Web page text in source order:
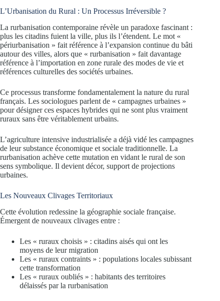
L’Urbanisation du Rural : Un Processus Irréversible ?
La rurbanisation contemporaine révèle un paradoxe fascinant :
plus les citadins fuient la ville, plus ils l’étendent. Le mot «
périurbanisation » fait référence à l’expansion continue du bâti
autour des villes, alors que « rurbanisation » fait davantage
référence à l’importation en zone rurale des modes de vie et
références culturelles des sociétés urbaines.
Ce processus transforme fondamentalement la nature du rural
français. Les sociologues parlent de « campagnes urbaines »
pour désigner ces espaces hybrides qui ne sont plus vraiment
ruraux sans être véritablement urbains.
L’agriculture intensive industrialisée a déjà vidé les campagnes
de leur substance économique et sociale traditionnelle. La
rurbanisation achève cette mutation en vidant le rural de son
sens symbolique. Il devient décor, support de projections
urbaines.
Les Nouveaux Clivages Territoriaux
Cette évolution redessine la géographie sociale française.
Émergent de nouveaux clivages entre :
Les « ruraux choisis » : citadins aisés qui ont les
moyens de leur migration
Les « ruraux contraints » : populations locales subissant
cette transformation
Les « ruraux oubliés » : habitants des territoires
délaissés par la rurbanisation